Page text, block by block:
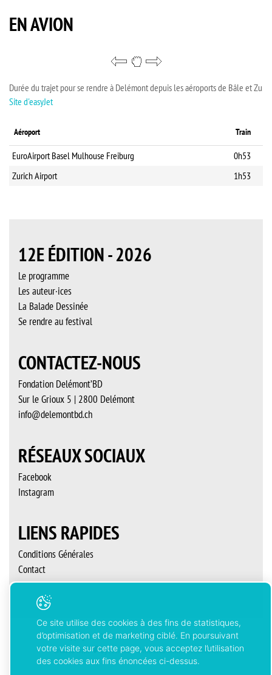
EN AVION
Aéroport Train
Durée du trajet pour se rendre à Delémont depuis les aéroports de Bâle et
Site d'easyJet
EuroAirport Basel Mulhouse Freiburg
0h53
Zurich Airport
1h53
12E ÉDITION - 2026
Le programme
Les auteur·ices
La Balade Dessinée
Se rendre au festival
CONTACTEZ-NOUS
Fondation Delémont’BD
Sur le Grioux 5 | 2800 Delémont
info@delemontbd.ch
RÉSEAUX SOCIAUX
Facebook
Instagram
LIENS RAPIDES
Conditions Générales
Contact
Copyright © 2026 Delémont’BD. Tous droits réservés
Created with
byArtionet-Generated with IceCube2.Net
Ce site utilise des cookies à des fins de statistiques,
d’optimisation et de marketing ciblé. En poursuivant
votre visite sur cette page, vous acceptez l’utilisation
des cookies aux fins énoncées ci-dessus.